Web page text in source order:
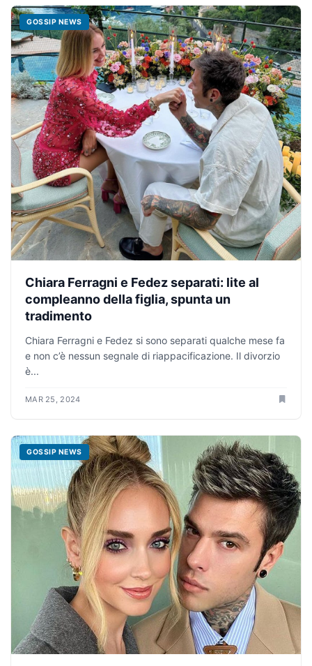
GOSSIP NEWS
Chiara Ferragni e Fedez separati: lite al
compleanno della figlia, spunta un
tradimento
Chiara Ferragni e Fedez si sono separati qualche mese fa
e non c’è nessun segnale di riappacificazione. Il divorzio
è...
MAR 25, 2024
GOSSIP NEWS